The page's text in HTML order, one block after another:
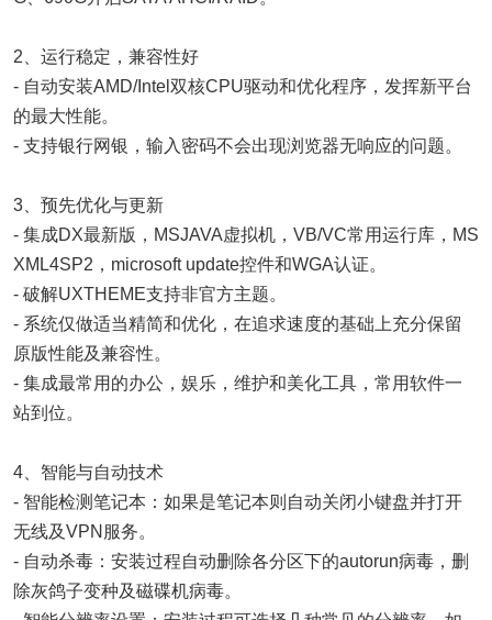
2、运行稳定，兼容性好
- 自动安装AMD/Intel双核CPU驱动和优化程序，发挥新平台
的最大性能。
- 支持银行网银，输入密码不会出现浏览器无响应的问题。
3、预先优化与更新
- 集成DX最新版，MSJAVA虚拟机，VB/VC常用运行库，MS
XML4SP2，microsoft update控件和WGA认证。
- 破解UXTHEME支持非官方主题。
- 系统仅做适当精简和优化，在追求速度的基础上充分保留
原版性能及兼容性。
- 集成最常用的办公，娱乐，维护和美化工具，常用软件一
站到位。
4、智能与自动技术
- 智能检测笔记本：如果是笔记本则自动关闭小键盘并打开
无线及VPN服务。
- 自动杀毒：安装过程自动删除各分区下的autorun病毒，删
除灰鸽子变种及磁碟机病毒。